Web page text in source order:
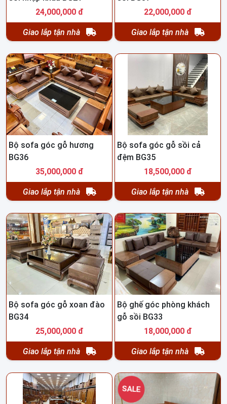
24,000,000 đ
Giao lắp tận nhà
22,000,000 đ
Giao lắp tận nhà
Bộ sofa góc gỗ hương
BG36
35,000,000 đ
Giao lắp tận nhà
Bộ sofa góc gỗ sồi cả
đệm BG35
18,500,000 đ
Giao lắp tận nhà
Bộ sofa góc gỗ xoan đào
BG34
25,000,000 đ
Giao lắp tận nhà
Bộ ghế góc phòng khách
gỗ sồi BG33
18,000,000 đ
Giao lắp tận nhà
SALE